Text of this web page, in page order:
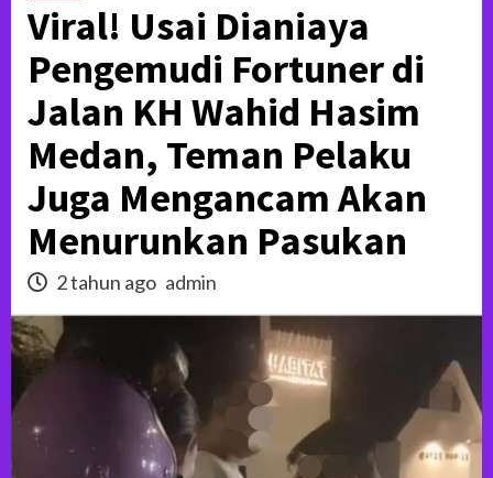
Viral! Usai Dianiaya
Pengemudi Fortuner di
Jalan KH Wahid Hasim
Medan, Teman Pelaku
Juga Mengancam Akan
Menurunkan Pasukan
2 tahun ago admin